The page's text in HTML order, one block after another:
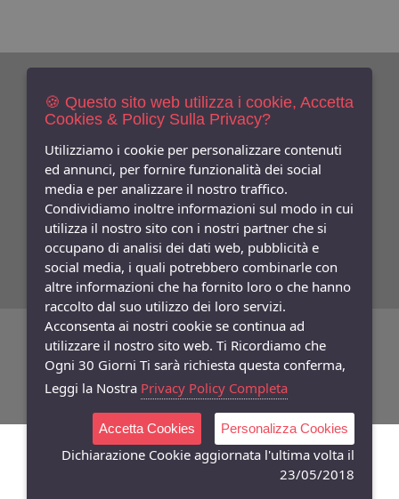
NewslettersIscriviti Gratis
Indica qui la tua email per ricevere sconti e newsletter.
Consenso
Privacy
Facebook
SeguiciSu
©Copyright 2026 Bifulco Abbigliamento- P.Iva: 07252141218
Powered:synchrosystem labs- Design:adesigner
🍪 Questo sito web utilizza i cookie, Accetta
Cookies & Policy Sulla Privacy?
Utilizziamo i cookie per personalizzare contenuti
ed annunci, per fornire funzionalità dei social
media e per analizzare il nostro traffico.
Condividiamo inoltre informazioni sul modo in cui
utilizza il nostro sito con i nostri partner che si
occupano di analisi dei dati web, pubblicità e
social media, i quali potrebbero combinarle con
altre informazioni che ha fornito loro o che hanno
raccolto dal suo utilizzo dei loro servizi.
Acconsenta ai nostri cookie se continua ad
utilizzare il nostro sito web. Ti Ricordiamo che
Ogni 30 Giorni Ti sarà richiesta questa conferma,
Leggi la Nostra Privacy Policy Completa
Accetta Cookies Personalizza Cookies
Dichiarazione Cookie aggiornata l'ultima volta il
23/05/2018